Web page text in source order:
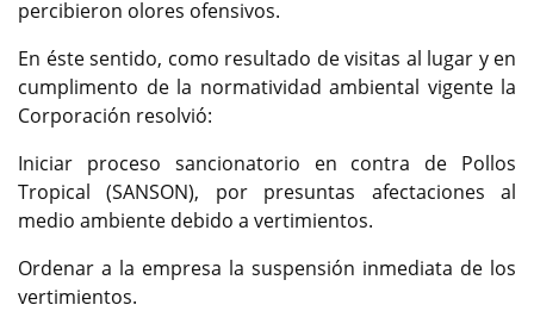
percibieron olores ofensivos.
En éste sentido, como resultado de visitas al lugar y en
cumplimento de la normatividad ambiental vigente la
Corporación resolvió:
Iniciar proceso sancionatorio en contra de Pollos
Tropical (SANSON), por presuntas afectaciones al
medio ambiente debido a vertimientos.
Ordenar a la empresa la suspensión inmediata de los
vertimientos.